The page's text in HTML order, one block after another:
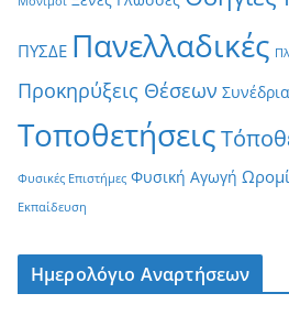
ΠΥΣΔΕ Πανελλαδικές
Προκηρύξεις Θέσεων Συνέδρια
Τοποθετήσεις
Φυσικές Επιστήμες Φυσική Αγωγή
Εκπαίδευση
Ημερολόγιο Αναρτήσεων